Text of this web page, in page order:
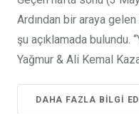
Ardından bir araya
şu açıklamada bulundu.
Yağmur & Ali Kemal
DAHA FAZLA BILGI